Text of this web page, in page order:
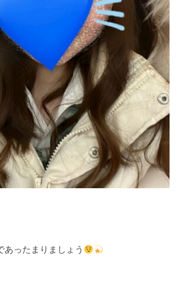
あったまりましょう